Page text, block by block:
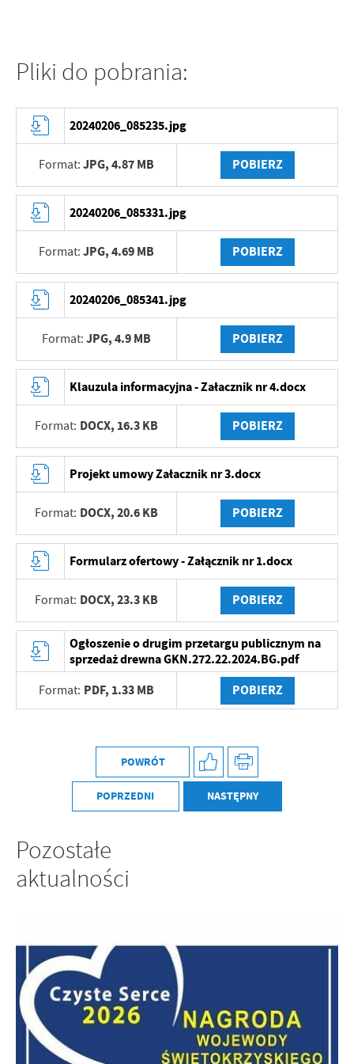
Pliki do pobrania:
20240206_085235.jpg
Format: JPG,4.87 MB POBIERZ
20240206_085331.jpg
Format: JPG,4.69 MB POBIERZ
20240206_085341.jpg
Format: JPG,4.9 MB POBIERZ
Klauzula informacyjna - Załacznik nr 4.docx
Format: DOCX, 16.3 KB POBIERZ
Projekt umowy Załacznik nr 3.docx
Format: DOCX,20.6 KB POBIERZ
Formularz ofertowy - Załącznik nr 1.docx
Format: DOCX,23.3 KB POBIERZ
Ogłoszenie o drugim przetargu publicznym na
sprzedaż drewna GKN.272.22.2024.BG.pdf
Format: PDF, 1.33 MB POBIERZ
POWRÓT
POPRZEDNI NASTĘPNY
Pozostałe
aktualności